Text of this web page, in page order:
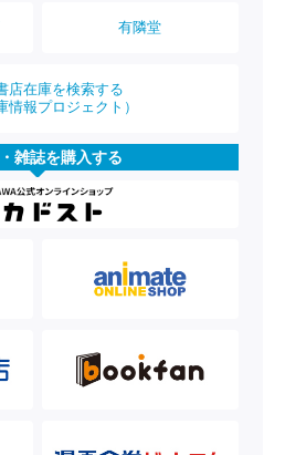
有隣堂
店在庫を検索する
情報プロジェクト）
雑誌を購入する